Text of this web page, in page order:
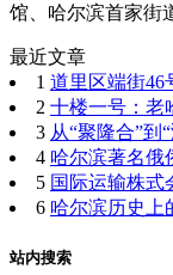
馆、哈尔滨首家街
最近文章
1 道里区端街46
2 十楼一号：老
3 从“聚隆合”到
4 哈尔滨著名俄
5 国际运输株式
6 哈尔滨历史上
站内搜索